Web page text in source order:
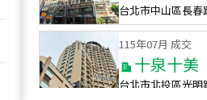
115年07月 成交
十泉十美
台北市北投區光明路